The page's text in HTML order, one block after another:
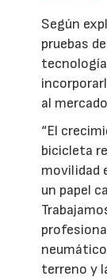
Según
pruebas
al
“El
bicicleta
movilidad
un papel
terreno y